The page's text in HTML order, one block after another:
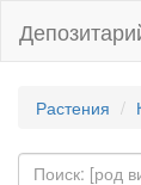
Растения